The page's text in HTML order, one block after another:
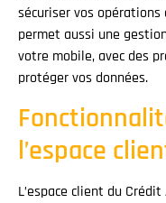
sécuriser vos opérations
permet aussi une
votre mobile, avec des
protéger vos données.
l’espace
L’espace client du